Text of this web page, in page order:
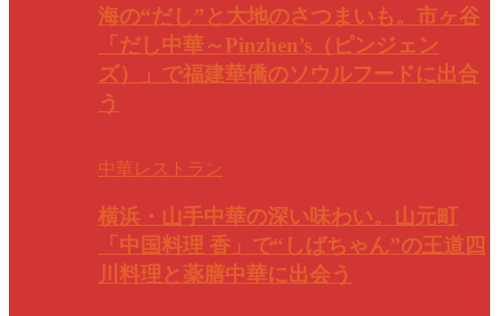
海の“だし”と大地のさつまいも。市ヶ谷
「だし中華～Pinzhen’s（ピンジェン
ズ）」で福建華僑のソウルフードに出合
う
中華レストラン
横浜・山手中華の深い味わい。山元町
「中国料理 香」で“しばちゃん”の王道四
川料理と薬膳中華に出会う